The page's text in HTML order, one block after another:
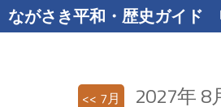
ながさき平和・歴史ガイド
<< 7月 2027年 8